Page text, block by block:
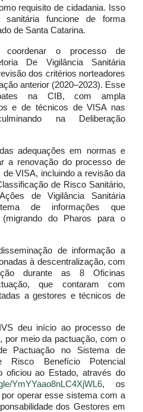
requisito de cidadania. Isso
funcione de forma
de Santa Catarina.
coordenar o processo de
De Vigilância Sanitária
dos critérios norteadores
anterior (2020–2023). Esse
na CIB, com ampla
e de técnicos de VISA nas
na Deliberação
adequações em normas e
a renovação do processo de
VISA, incluindo a revisão da
de Risco Sanitário,
de Vigilância Sanitária
de informações que
(migrando do Pharos para o
de informação a
à descentralização, com
durante as 8 Oficinas
que contaram com
a gestores e técnicos de
deu início ao processo de
por meio da pactuação, com o
Pactuação no Sistema de
Risco Benefício Potencial
oficiou ao Estado, através do
YmYYaao8nLC4XjWL6, os
operar esse sistema com a
dos Gestores em